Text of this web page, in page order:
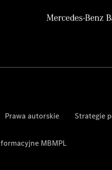
Prawa autorskie Strategie
MBMPL